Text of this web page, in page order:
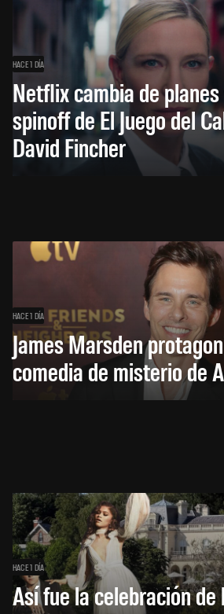
HACE 1 DÍA
Netflix cambia de
spinoff de El Juego del
David Fincher
HACE 1 DÍA
James Marsden
comedia de misterio de
HACE 1 DÍA
Así fue la celebración de